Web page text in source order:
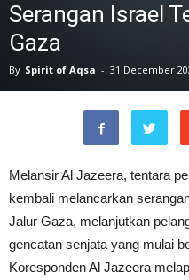
Serangan Israel
Gaza
By Spirit of Aqsa - 31 December
Melansir Al Jazeera, tentara
kembali melancarkan
Jalur Gaza, melanjutkan
gencatan senjata yang mulai
Koresponden Al Jazeera